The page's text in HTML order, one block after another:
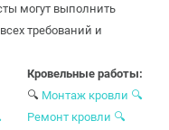
могут выполнить
требований и
Кровельные работы:
🔍 Монтаж кровли 🔍
Ремонт кровли 🔍